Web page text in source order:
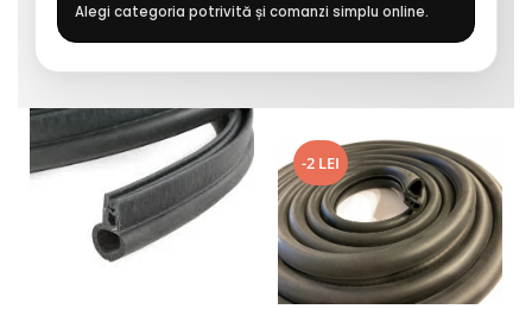
Alegi categoria potrivită și comanzi simplu online.
-2 LEI